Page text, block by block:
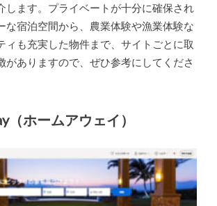
します。プライベートが十分に確保され
な宿泊空間から、農業体験や漁業体験な
ィも充実した物件まで、サイトごとに取
がありますので、ぜひ参考にしてくださ
（ホームアウェイ）